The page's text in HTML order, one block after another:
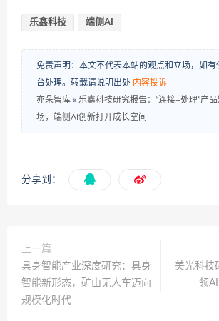
乐鑫科技 端侧AI
免责声明：本文不代表本站的观点和立场，如有
台处理。转载请说明出处 内容投诉
亦朵智库 » 乐鑫科技研究报告：“连接+处理”产
场，端侧AI创新打开成长空间
分享到：
上一篇
具身智能产业深度研究：具身
智能新形态，矿山无人车迈向
规模化时代
美光科技
领